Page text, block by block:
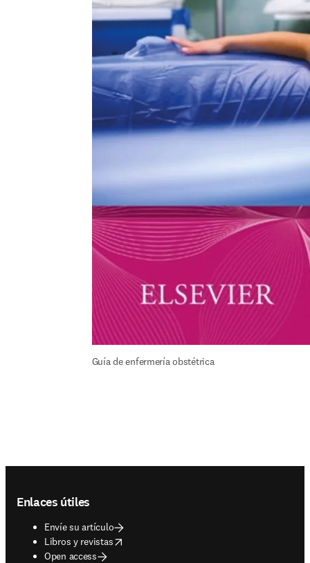
Guía de enfermería obstétrica
Enlaces útiles
Envíe su artículo
Libros y revistas
opens in new tab/window
Open access